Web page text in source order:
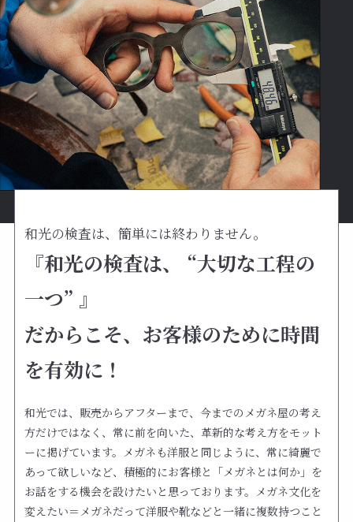
和光の検査は、簡単には終わりません。
『和光の検査は、 “大切な工程の
一つ” 』
だからこそ、お客様のために時間
を有効に！
和光では、販売からアフターまで、今までのメガネ屋の考え
方だけではなく、常に前を向いた、革新的な考え方をモット
ーに掲げています。メガネも洋服と同じように、常に綺麗で
あって欲しいなど、積極的にお客様と「メガネとは何か」を
お話をする機会を設けたいと思っております。メガネ文化を
変えたい＝メガネだって洋服や靴などと一緒に複数持つこと